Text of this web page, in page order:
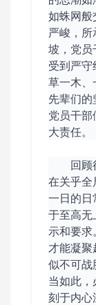
如蛛网般
严峻，
坡，党员
受到严
草一木、
先辈们
党员干
大责任。
回顾
在关乎全
一日的日
于至高无
示和要求
才能凝聚
似不可战
当如此
刻于内心